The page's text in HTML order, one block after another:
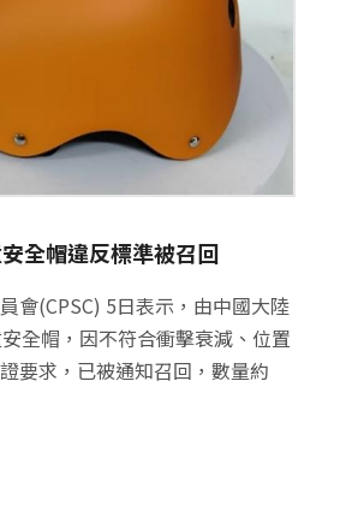
全帽違反標準被召回
會(CPSC) 5日表示，由中國大陸
全帽，因不符合衝擊衰減、位置
要求，已被通知召回，數量約